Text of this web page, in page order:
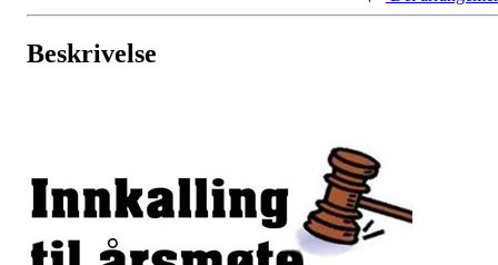
Beskrivelse